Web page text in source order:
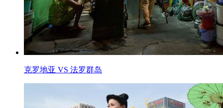
克罗地亚 VS 法罗群岛